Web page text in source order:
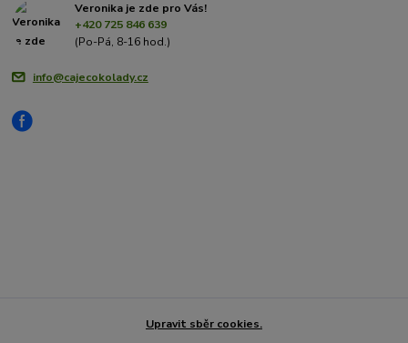
Veronika je zde pro Vás!
+420 725 846 639
(Po-Pá, 8-16 hod.)
info@cajecokolady.cz
Upravit sběr cookies.